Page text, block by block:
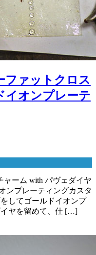
ファットクロス
イオンプレーテ
ャーム with パヴェダイヤ
ンプレーティングカスタ
してゴールドイオンプ
イヤを留めて、仕 […]